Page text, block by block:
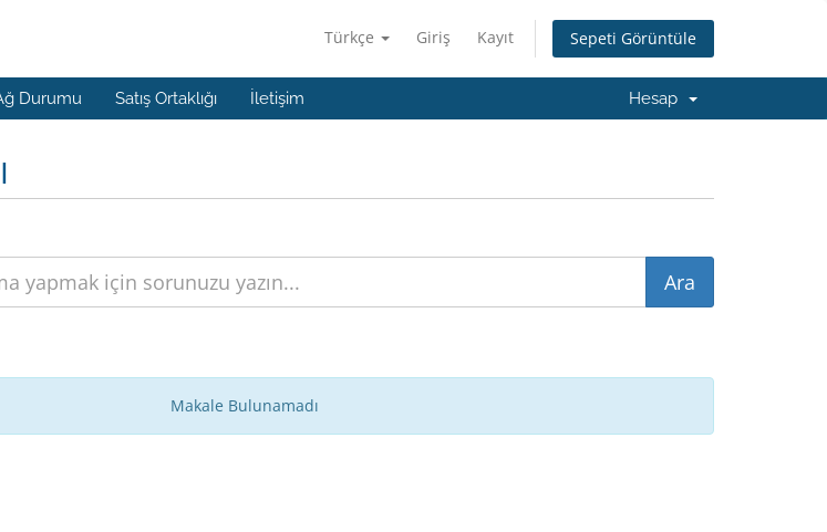
Türkçe Giriş Kayıt Sepeti Görüntüle
Durumu Satış Ortaklığı İletişim Hesap
Makale Bulunamadı